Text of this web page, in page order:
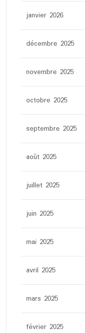
janvier 2026
décembre 2025
novembre 2025
octobre 2025
septembre 2025
août 2025
juillet 2025
juin 2025
mai 2025
avril 2025
mars 2025
février 2025